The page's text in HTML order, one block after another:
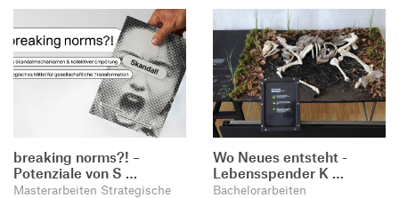
breaking norms?! –
Potenziale von S …
Masterarbeiten Strategische
Wo Neues entsteht -
Lebensspender K …
Bachelorarbeiten